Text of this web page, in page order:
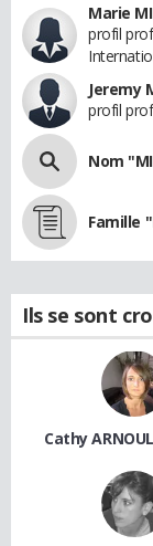
Marie
profil
Jeremy
profil
Nom
Famille
Ils se sont
Cathy